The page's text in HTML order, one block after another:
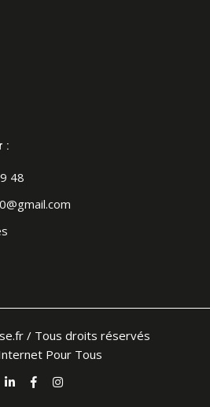
:
48
/ Tous droits réservés
Pour Tous